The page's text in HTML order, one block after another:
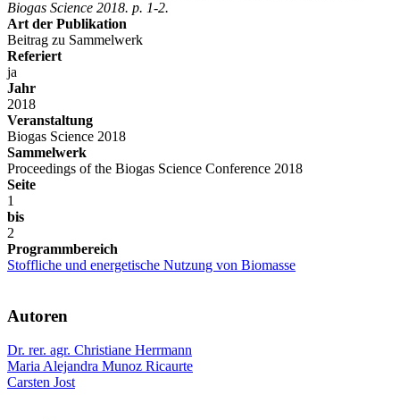
Biogas Science 2018. p. 1-2.
Art der Publikation
Beitrag zu Sammelwerk
Referiert
ja
Jahr
2018
Veranstaltung
Biogas Science 2018
Sammelwerk
Proceedings of the Biogas Science Conference 2018
Seite
1
bis
2
Programmbereich
Stoffliche und energetische Nutzung von Biomasse
Autoren
Dr. rer. agr. Christiane Herrmann
Maria Alejandra Munoz Ricaurte
Carsten Jost